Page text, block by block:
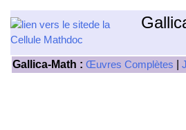
Gallica-Math : Œuvres Complètes